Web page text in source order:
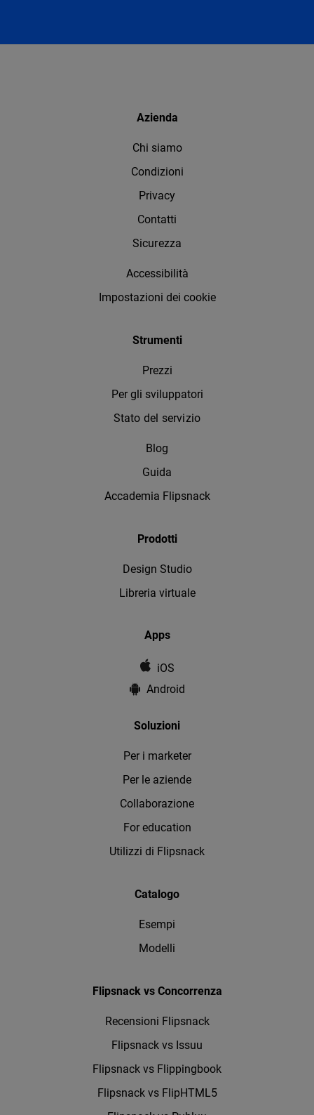
Azienda
Chi siamo
Condizioni
Privacy
Contatti
Sicurezza
Accessibilità
Impostazioni dei cookie
Strumenti
Prezzi
Per gli sviluppatori
Stato del servizio
Blog
Guida
Accademia Flipsnack
Prodotti
Design Studio
Libreria virtuale
Apps
iOS
Android
Soluzioni
Per i marketer
Per le aziende
Collaborazione
For education
Utilizzi di Flipsnack
Catalogo
Esempi
Modelli
Flipsnack vs Concorrenza
Recensioni Flipsnack
Flipsnack vs Issuu
Flipsnack vs Flippingbook
Flipsnack vs FlipHTML5